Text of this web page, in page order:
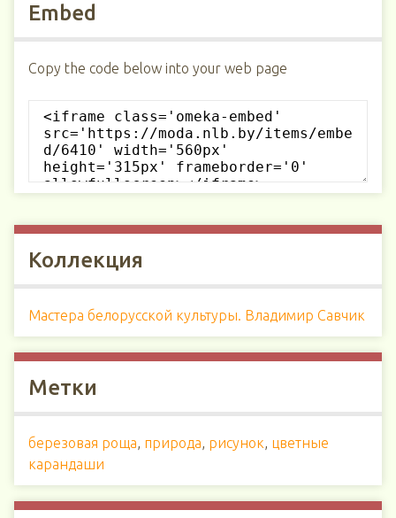
Embed
Copy the code below into your web page
Коллекция
Мастера белорусской культуры. Владимир Савчик
Метки
березовая роща, природа, рисунок, цветные
карандаши